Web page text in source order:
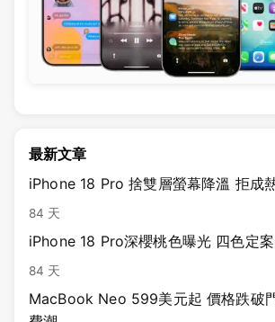
最新文章
iPhone 18 Pro 捨雙層螢幕降溫 拒成
84 天
iPhone 18 Pro深櫻桃色曝光 四色定
84 天
MacBook Neo 599美元起 價格跌破